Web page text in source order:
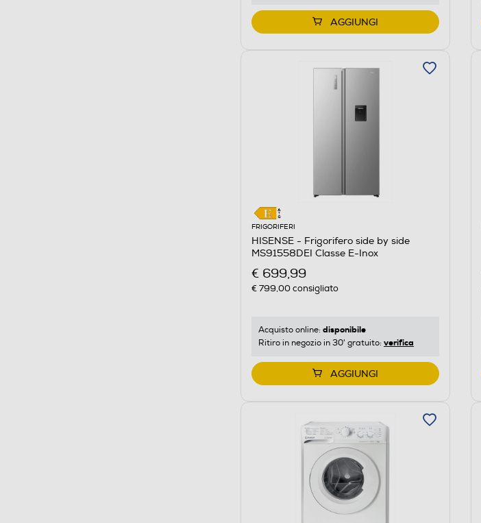
AGGIUNGI
FRIGORIFERI
HISENSE - Frigorifero side by side
MS91558DEI Classe E-Inox
€ 699,99
€ 799,00consigliato
Acquisto online: disponibile
Ritiro in negozio in 30' gratuito: verifica
AGGIUNGI